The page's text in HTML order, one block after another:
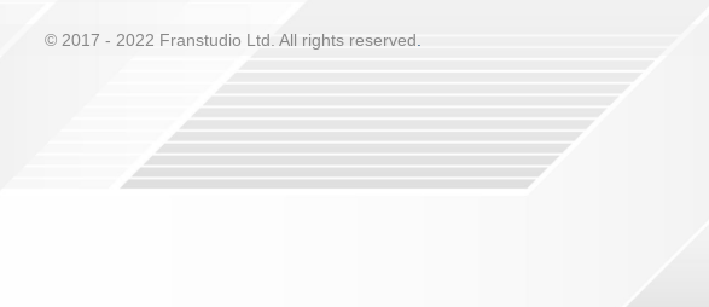
© 2017 - 2022 Franstudio Ltd. All rights reserved